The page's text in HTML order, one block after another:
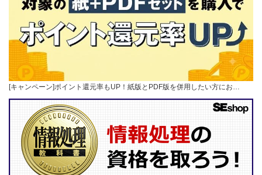
[キャンペーン]ポイント還元率もUP！紙版とPDF版を併用したい方にお…